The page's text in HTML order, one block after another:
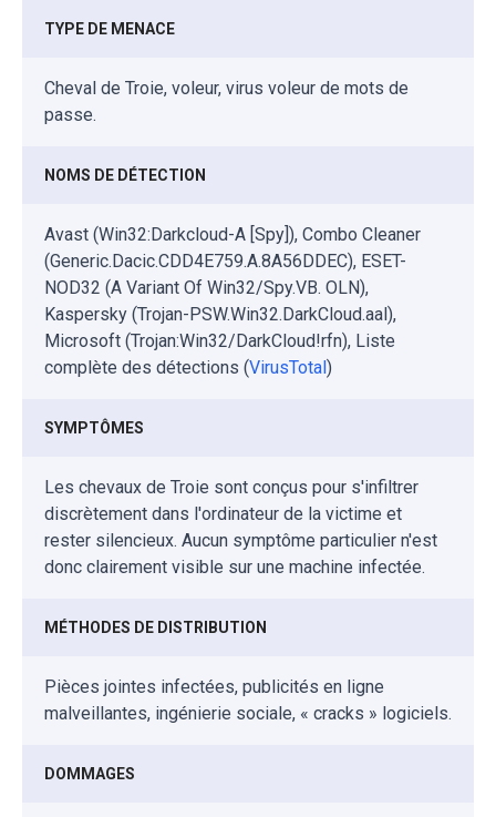
TYPE DE MENACE
Cheval de Troie, voleur, virus voleur de mots de
passe.
NOMS DE DÉTECTION
Avast (Win32:Darkcloud-A [Spy]), Combo Cleaner
(Generic.Dacic.CDD4E759.A.8A56DDEC), ESET-
NOD32 (A Variant Of Win32/Spy.VB. OLN),
Kaspersky (Trojan-PSW.Win32.DarkCloud.aal),
Microsoft (Trojan:Win32/DarkCloud!rfn), Liste
complète des détections (VirusTotal)
SYMPTÔMES
Les chevaux de Troie sont conçus pour s'infiltrer
discrètement dans l'ordinateur de la victime et
rester silencieux. Aucun symptôme particulier n'est
donc clairement visible sur une machine infectée.
MÉTHODES DE DISTRIBUTION
Pièces jointes infectées, publicités en ligne
malveillantes, ingénierie sociale, « cracks » logiciels.
DOMMAGES